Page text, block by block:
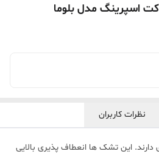
اسپرینگ مدل بلوما
نظرات کاربران
این تشک ها انعطاف پذیری بالایی